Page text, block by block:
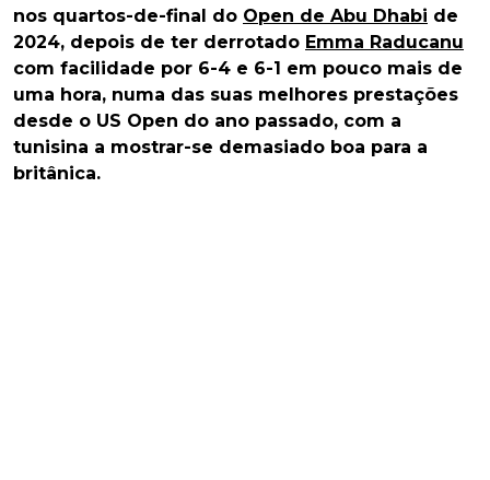
nos quartos-de-final do Open de Abu Dhabi de
2024, depois de ter derrotado Emma Raducanu
com facilidade por 6-4 e 6-1 em pouco mais de
uma hora, numa das suas melhores prestações
desde o US Open do ano passado, com a
tunisina a mostrar-se demasiado boa para a
britânica.